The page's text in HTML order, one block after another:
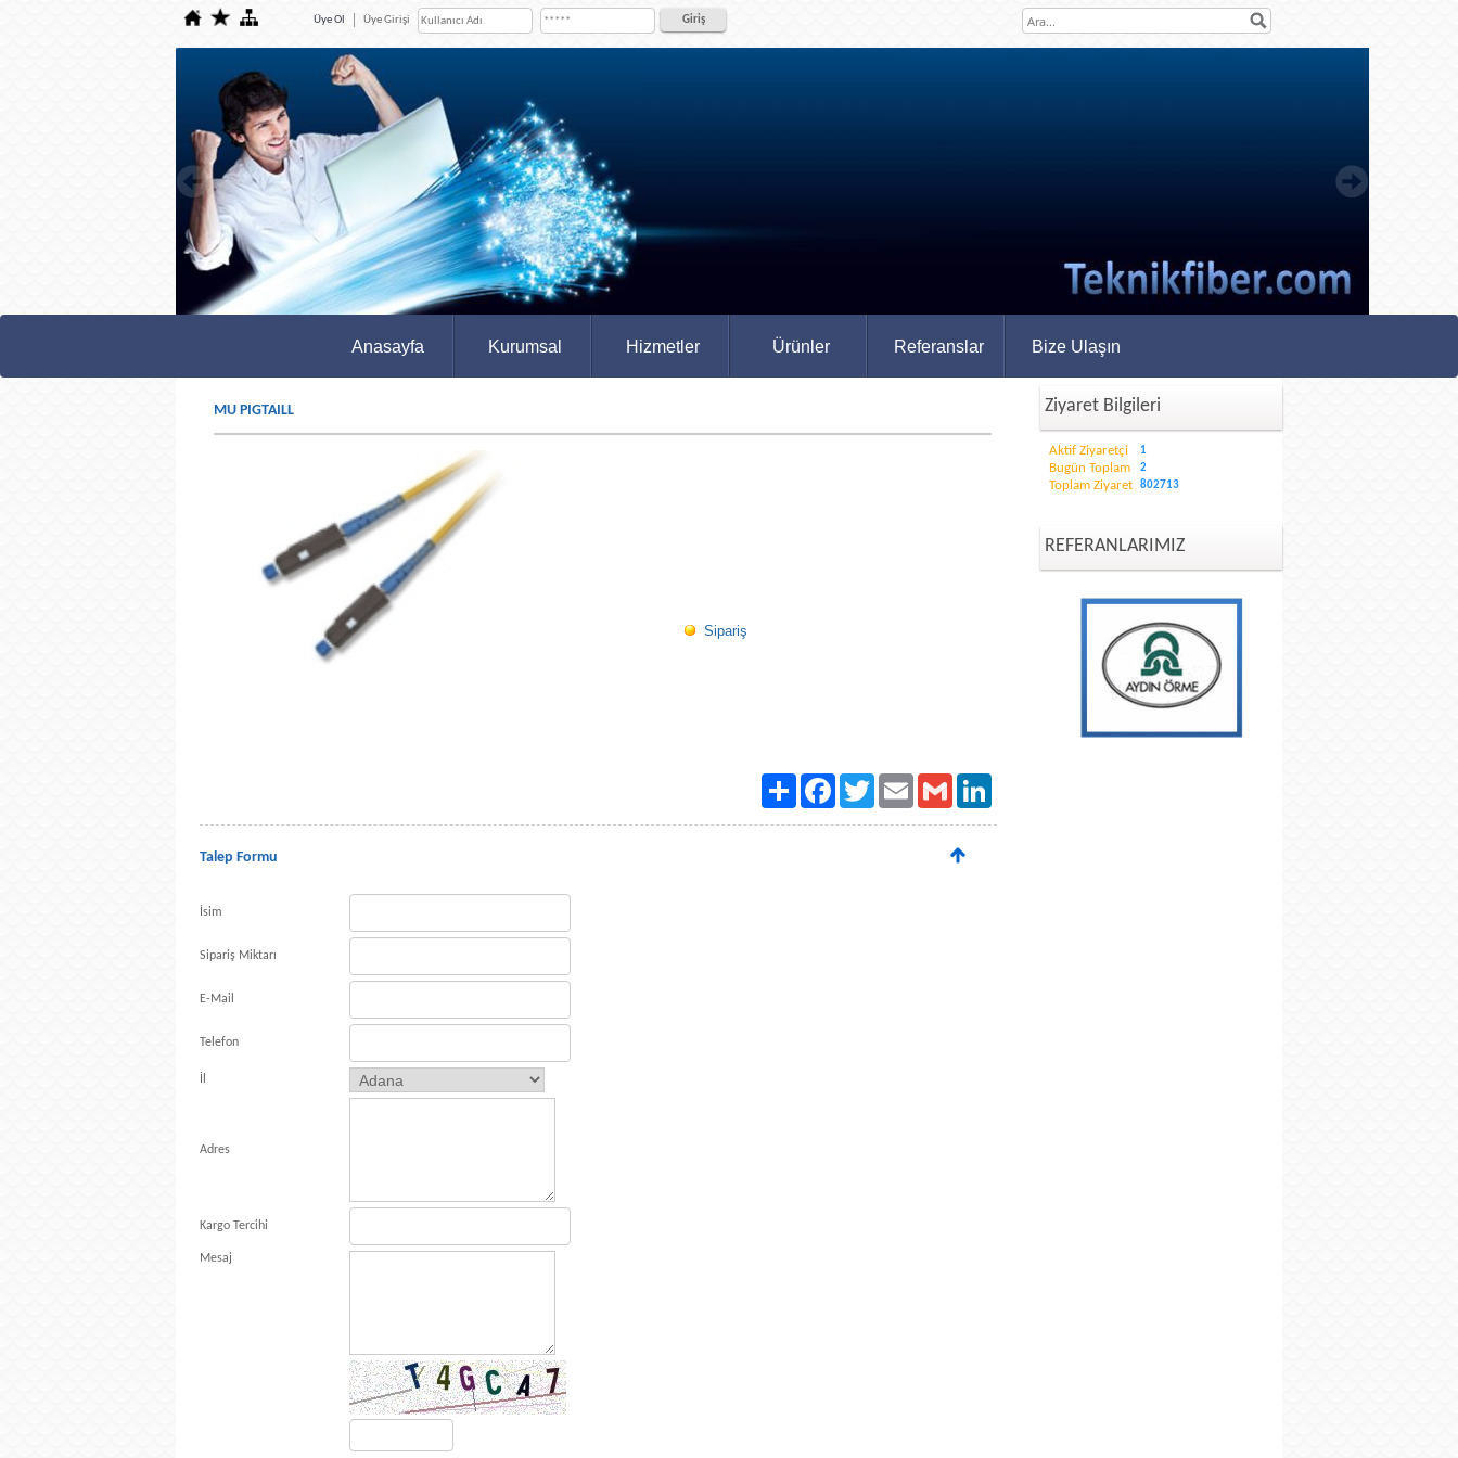
Üye Ol Üye Girişi
Anasayfa Kurumsal Hizmetler Ürünler Referanslar Bize Ulaşın
MU PIGTAILL
Sipariş
Paylaş FacebookTwitter Email Gmail
Talep Formu
İsim
Sipariş Miktarı
E-Mail
Telefon
Adres
Kargo Tercihi
Mesaj
Ziyaret Bilgileri
Aktif Ziyaretçi 1
Bugün Toplam 2
Toplam Ziyaret 802713
REFERANLARIMIZ